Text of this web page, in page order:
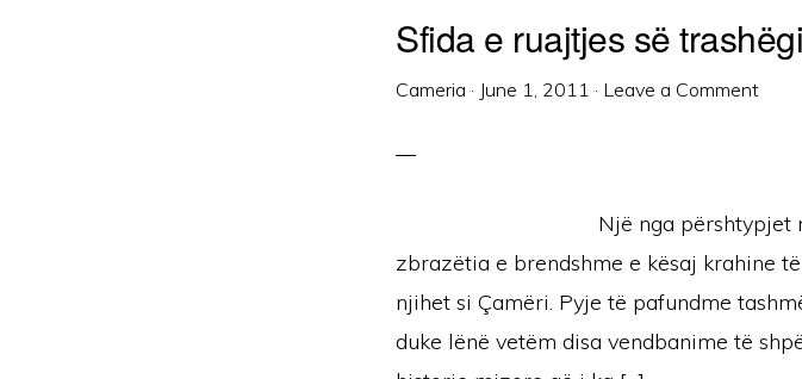
Sfida e ruajtjes së
Cameria · June 1, 2011 · Leave a Comment
Një nga përshtypjet
zbrazëtia e brendshme e kësaj krahine
njihet si Çamëri. Pyje të pafundme
duke lënë vetëm disa vendbanime të